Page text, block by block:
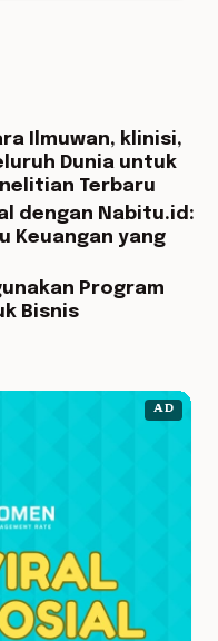
Ilmuwan, klinisi,
Dunia untuk
Terbaru
dengan Nabitu.id:
Keuangan yang
Program
Bisnis
AD